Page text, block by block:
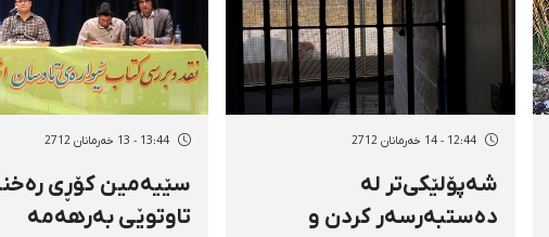
12:44 - 14 خەرمانان 2712
شەپۆلێكی‌تر لە
دەستبەرسەر كردن و
13:44 - 13 خەرمانان 2712
سێیەمین كۆڕی
تاوتوێی بەرهەمە